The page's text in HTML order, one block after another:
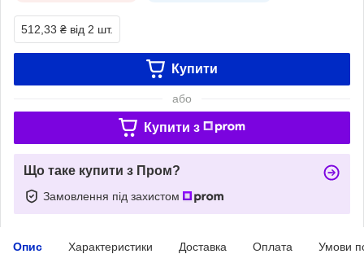
512,33 ₴ від 2 шт.
Купити
або
Купити з
Що таке купити з Пром?
Замовлення під захистом
Опис Характеристики Доставка Оплата Умови